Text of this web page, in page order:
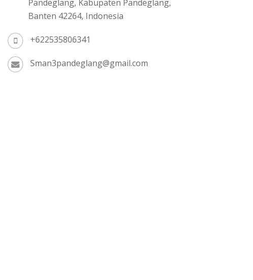
Rekomendasi TikTok For You
Tips yang Terbukti Efektif
Pandeglang, Kabupaten Pandeglang,
Banten 42264, Indonesia
+622535806341
Sman3pandeglang@gmail.com